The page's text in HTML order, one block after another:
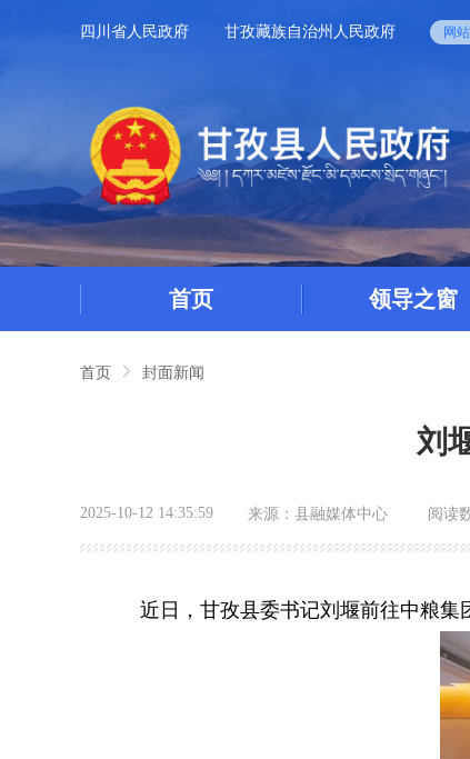
四川省人民政府 甘孜藏族自治州人民政府 网
首页 领导之窗
首页 封面新闻
刘
2025-10-12 14:35:59 来源： 县融媒体中心 阅读
近日，甘孜县委书记刘堰前往中粮集团